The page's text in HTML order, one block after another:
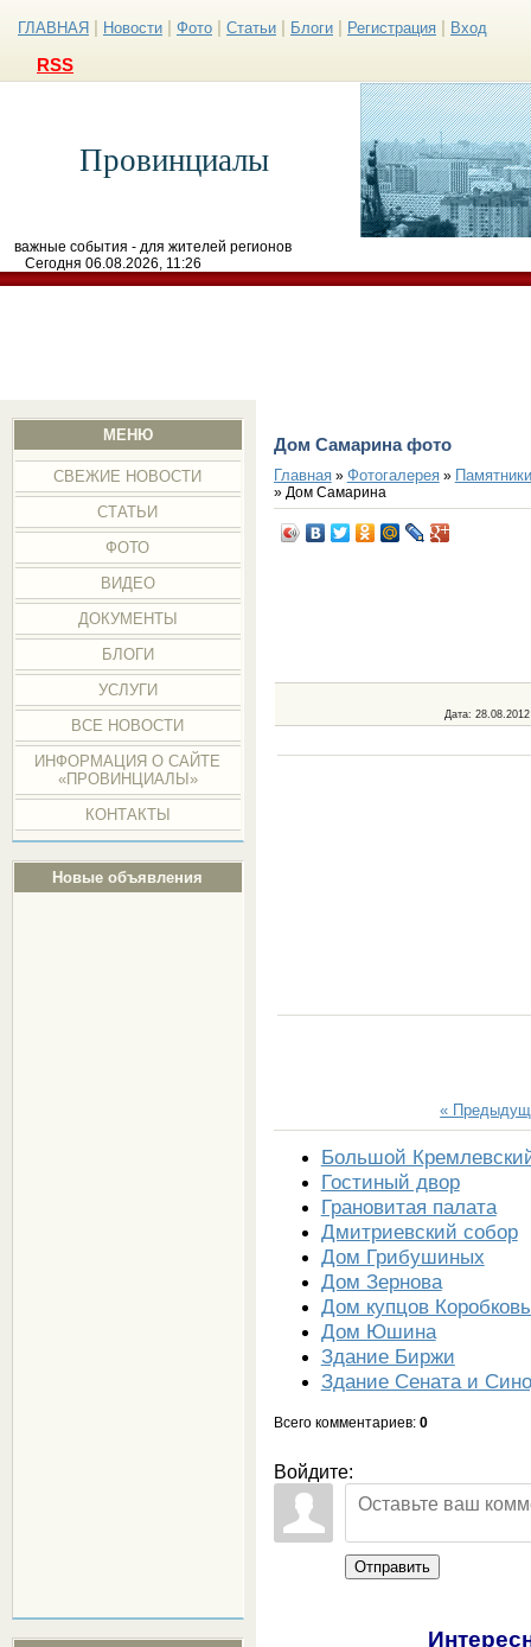
ГЛАВНАЯ Новости Фото Статьи Блоги Регистрация Вход
RSS
Провинциалы
важные события - для жителей регионов
Сегодня 06.08.2026, 11:26
МЕНЮ
СВЕЖИЕ НОВОСТИ
СТАТЬИ
ФОТО
ВИДЕО
ДОКУМЕНТЫ
БЛОГИ
УСЛУГИ
ВСЕ НОВОСТИ
ИНФОРМАЦИЯ О САЙТЕ
«ПРОВИНЦИАЛЫ»
КОНТАКТЫ
Новые объявления
Дом Самарина фото
Главная» Фотогалерея»
» Дом Самарина
Дата:
«
Большой
Гостиный двор
Грановитая палата
Дмитриевский собор
Дом Грибушиных
Дом Зернова
Дом купцов
Дом Юшина
Здание Биржи
Здание Сената и
Всего комментариев: 0
Войдите:
Отправить